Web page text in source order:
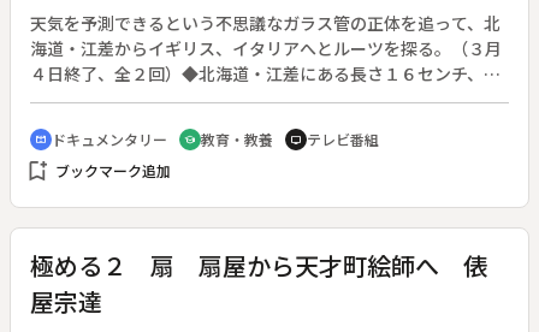
天気を予測できるという不思議なガラス管の正体を追って、北
海道・江差からイギリス、イタリアへとルーツを探る。（３月
４日終了、全２回）◆北海道・江差にある長さ１６センチ、直
径１．６センチのガラス管。天気の変化に応じて生じる結晶
が、上に昇れば雨、羽毛のようなものが出れば風という。天気
予報より正確と、今も使われている。しかし気象専門家にたず
ね、測定器で調べてみてもその正体は不明。イギリスにこ
ールとショウノウだったが…。
cinematic_blur ドキュメンタリー school 教育・教養 tv テレビ番組
bookmark_add ブックマーク追加
極める２ 扇 扇屋から天才町絵師へ 俵
屋宗達